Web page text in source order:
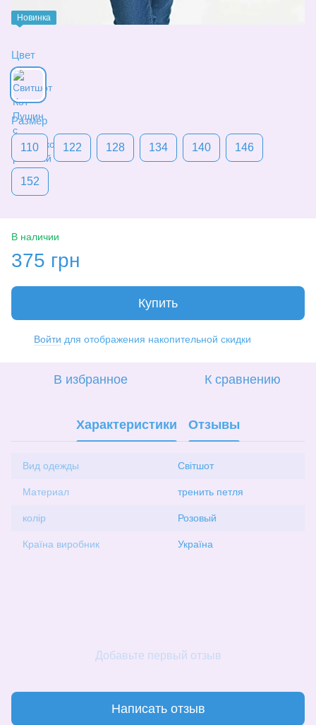
Новинка
Цвет
Размер
110 122 128 134 140 146
152
В наличии
375 грн
Купить
Войти для отображения накопительной скидки
В избранное К сравнению
Характеристики Отзывы
Вид одежды Світшот
Материал тренить петля
колір Розовый
Країна виробник Україна
Добавьте первый отзыв
Написать отзыв